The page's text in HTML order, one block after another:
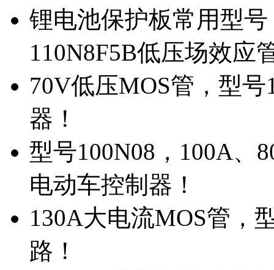
锂电池保护板常用型
110N8F5B低压场效应
70V低压MOS管，型
器！
型号100N08，100A、
电动车控制器！
130A大电流MOS管，
路！